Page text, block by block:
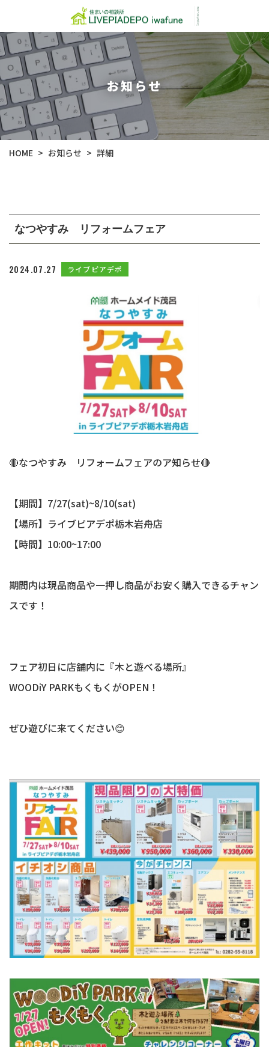
お知らせ
HOME > お知らせ > 詳細
なつやすみ リフォームフェア
2024.07.27 ライブピアデポ
🔴なつやすみ リフォームフェアのア知らせ🔴
【期間】7/27(sat)~8/10(sat)
【場所】ライブピアデポ栃木岩舟店
【時間】10:00~17:00
期間内は現品商品や一押し商品がお安く購入できるチャン
スです！
フェア初日に店舗内に『木と遊べる場所』
WOODiY PARKもくもくがOPEN！
ぜひ遊びに来てください😊